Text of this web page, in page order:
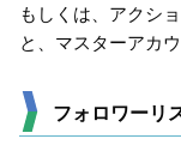
もしくは、アクシ
と、マスターアカ
フォロワーリ